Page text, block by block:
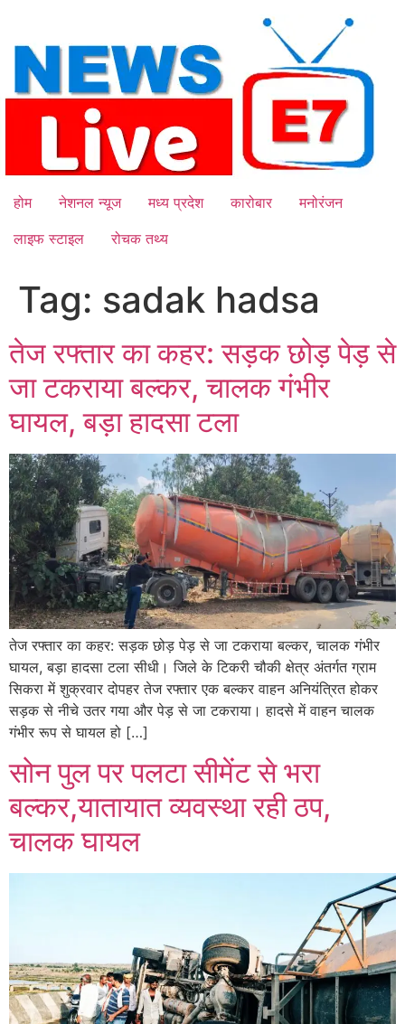
content
होम नेशनल न्यूज मध्य प्रदेश कारोबार
मनोरंजन
लाइफ स्टाइल
रोचक तथ्य
Tag: sadak hadsa
तेज रफ्तार का कहर: सड़क छोड़ पेड़ से
जा टकराया बल्कर, चालक गंभीर
घायल, बड़ा हादसा टला
तेज रफ्तार का कहर: सड़क छोड़ पेड़ से जा टकराया बल्कर, चालक गंभीर
घायल, बड़ा हादसा टला सीधी। जिले के टिकरी चौकी क्षेत्र अंतर्गत ग्राम
सिकरा में शुक्रवार दोपहर तेज रफ्तार एक बल्कर वाहन अनियंत्रित होकर
सड़क से नीचे उतर गया और पेड़ से जा टकराया। हादसे में वाहन चालक
गंभीर रूप से घायल हो […]
सोन पुल पर पलटा सीमेंट से भरा
बल्कर,यातायात व्यवस्था रही ठप,
चालक घायल